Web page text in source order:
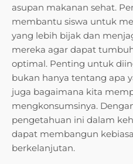
asupan makanan sehat.
membantu siswa untuk
yang lebih bijak dan
mereka agar dapat
optimal. Penting untuk
bukan hanya tentang apa
juga bagaimana kita
mengkonsumsinya.
pengetahuan ini dalam
dapat membangun
berkelanjutan.